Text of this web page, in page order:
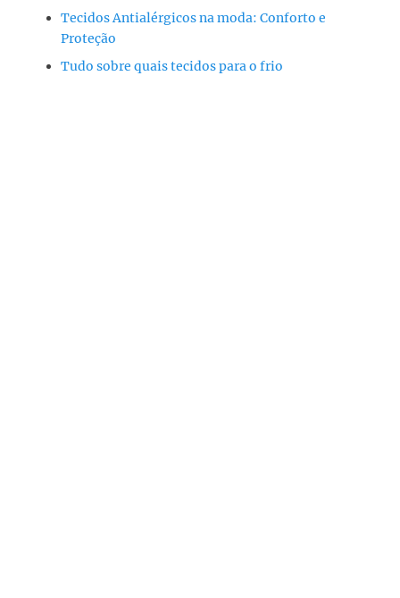
Tecidos Antialérgicos na moda: Conforto e
Proteção
Tudo sobre quais tecidos para o frio